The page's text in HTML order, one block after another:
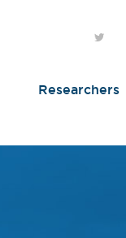
Researchers